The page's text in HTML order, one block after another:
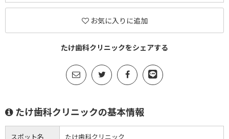
お気に入りに追加
たけ歯科クリニックをシェアする
たけ歯科クリニックの基本情報
スポット名 たけ歯科クリニック